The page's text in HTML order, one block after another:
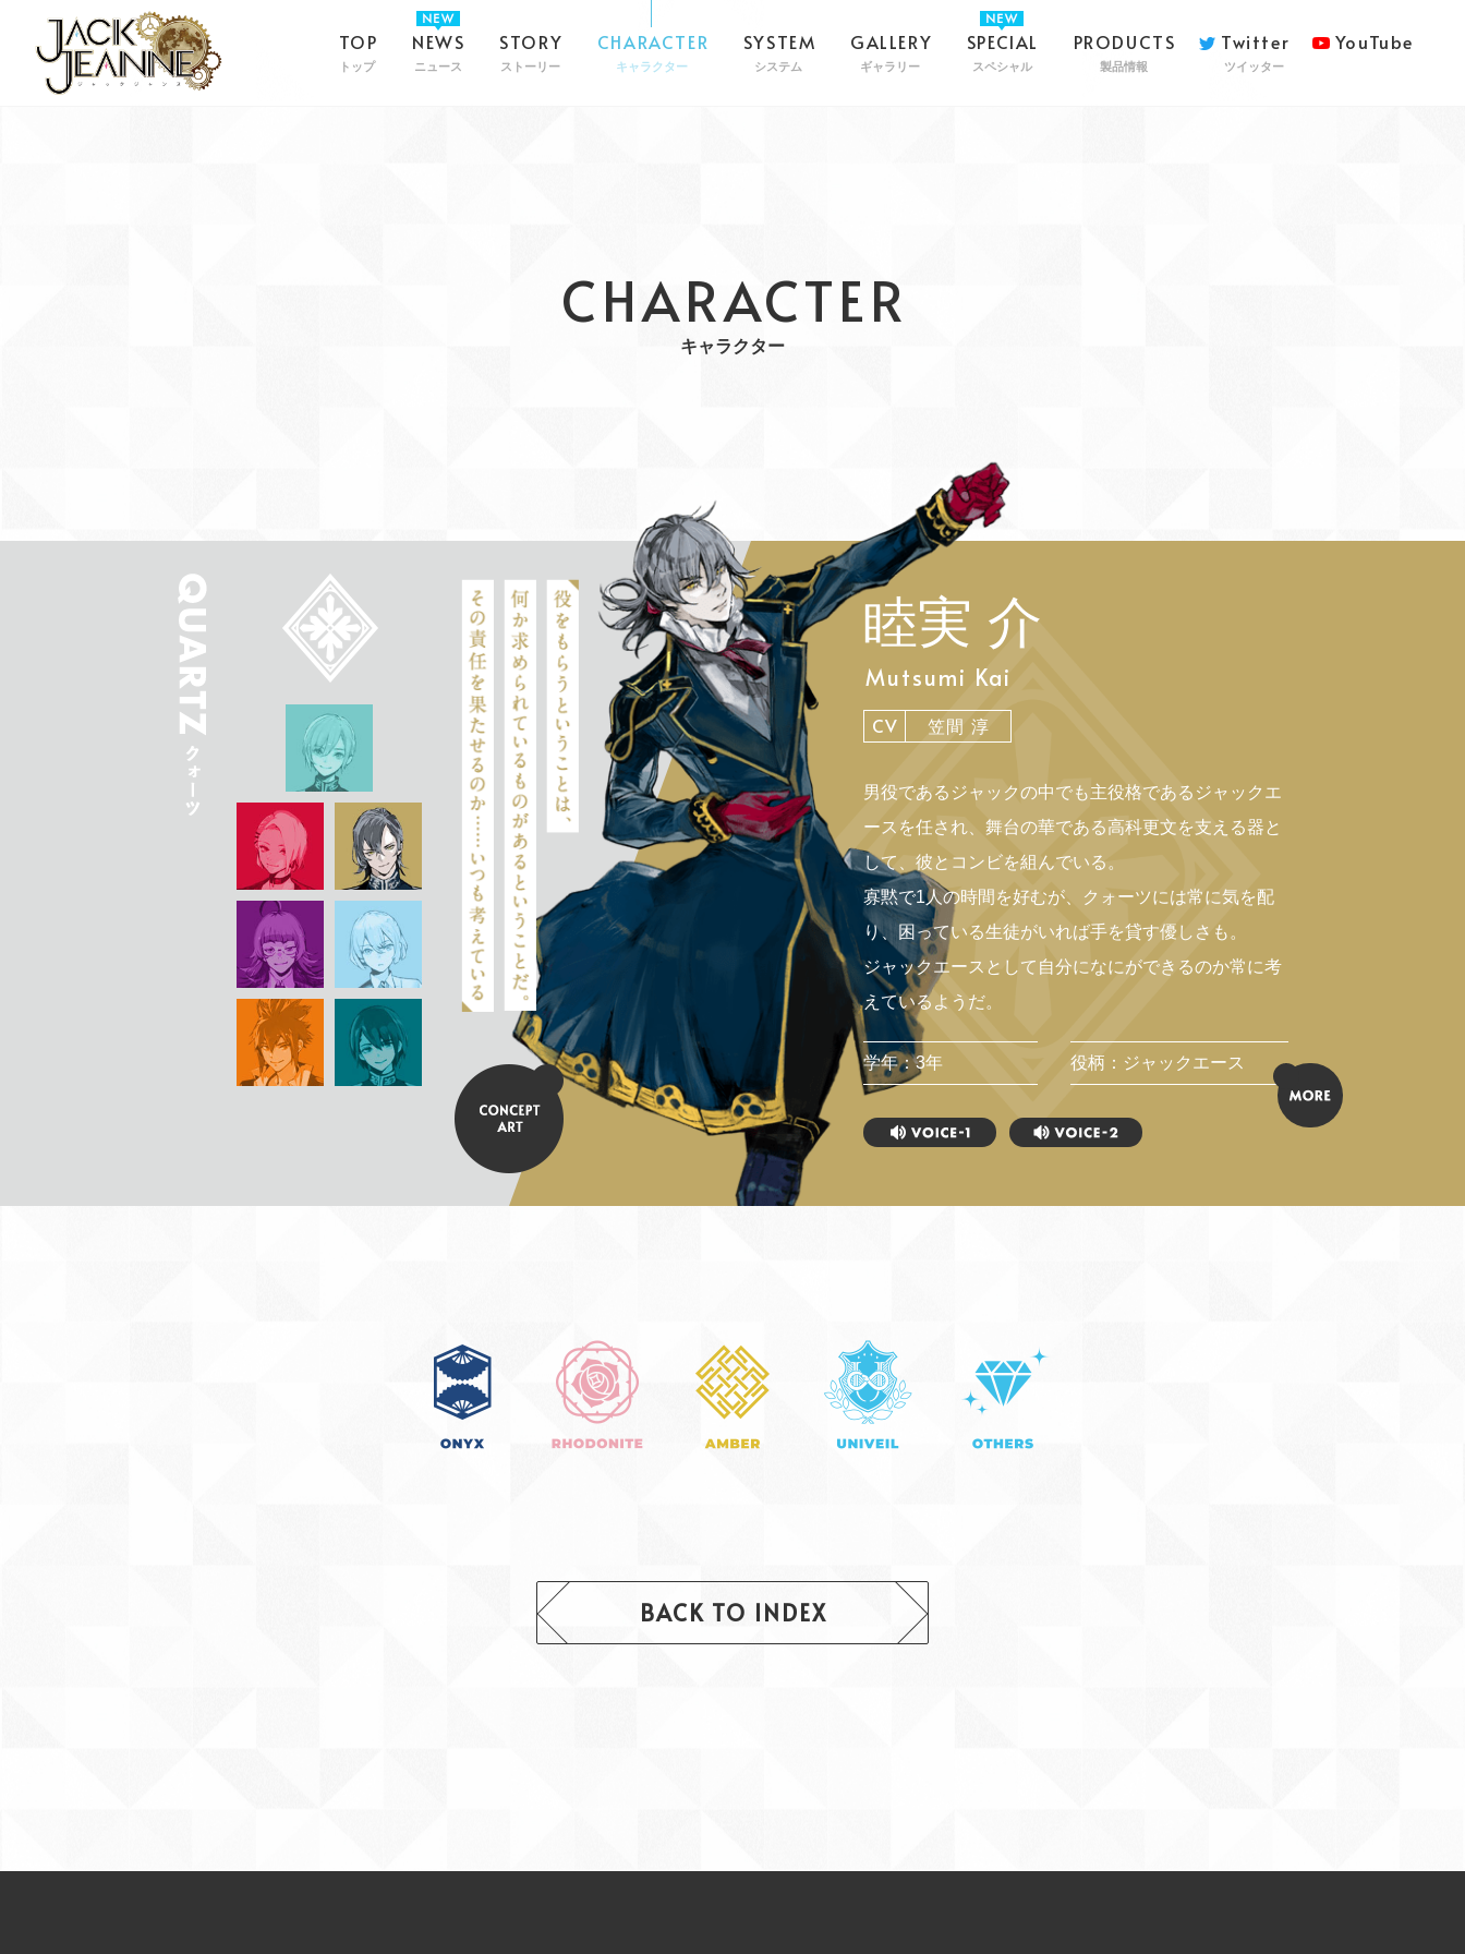
TOP
トップ
NEWS
ニュース
STORY
ストーリー
CHARACTER
キャラクター
SYSTEM
システム
GALLERY
ギャラリー
SPECIAL
スペシャル
PRODUCTS
製品情報
Twitter
ツイッター
YouTube
CHARACTER
キャラクター
睦実 介
Mutsumi Kai
CV 笠間 淳
男役であるジャックの中でも主役格であるジャックエ
ースを任され、舞台の華である高科更文を支える器と
して、彼とコンビを組んでいる。
寡黙で1人の時間を好むが、クォーツには常に気を配
り、困っている生徒がいれば手を貸す優しさも。
ジャックエースとして自分になにができるのか常に考
えているようだ。
学年：3年 役柄：ジャックエース
BACK TO INDEX